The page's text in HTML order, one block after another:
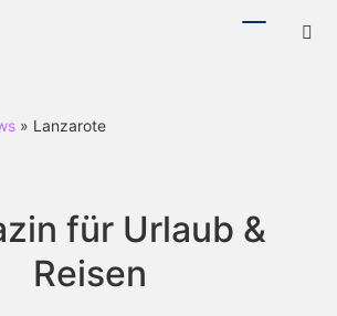
» Lanzarote
für Urlaub &
Reisen